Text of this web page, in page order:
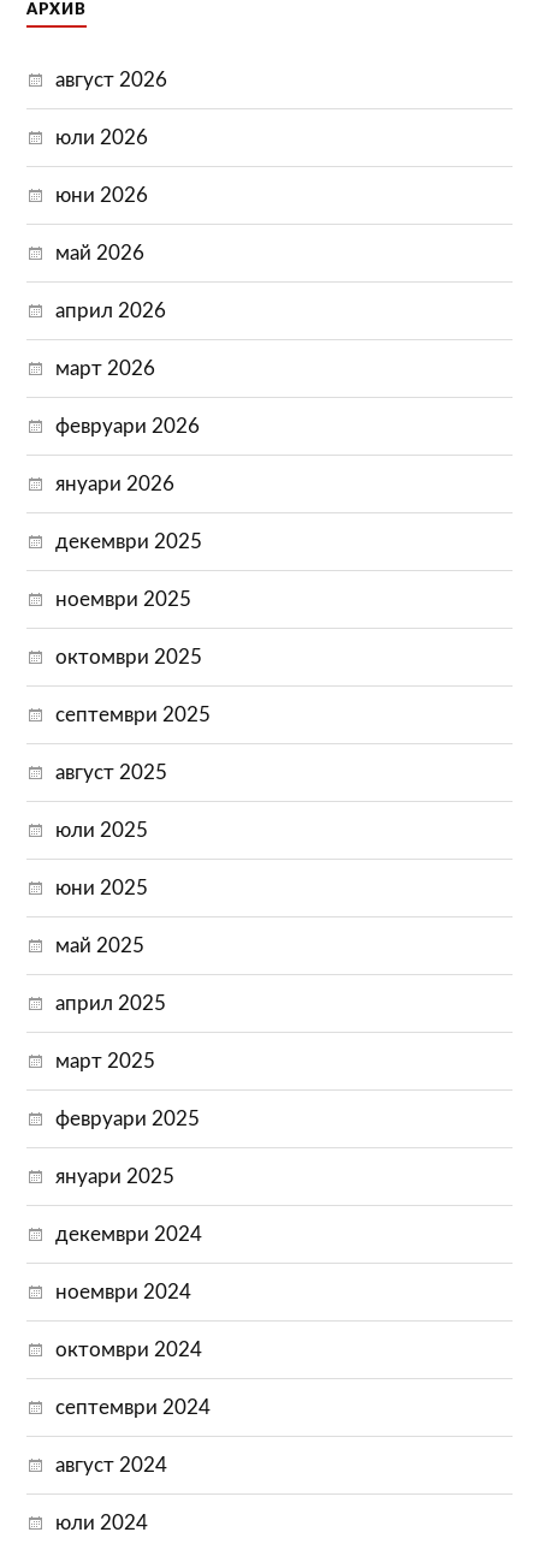
АРХИВ
август 2026
юли 2026
юни 2026
май 2026
април 2026
март 2026
февруари 2026
януари 2026
декември 2025
ноември 2025
октомври 2025
септември 2025
август 2025
юли 2025
юни 2025
май 2025
април 2025
март 2025
февруари 2025
януари 2025
декември 2024
ноември 2024
октомври 2024
септември 2024
август 2024
юли 2024